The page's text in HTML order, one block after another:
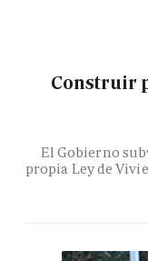
Construir
El Gobierno
propia Ley de